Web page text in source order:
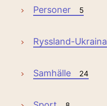
Personer 5
Ryssland-Ukraina
Samhälle 24